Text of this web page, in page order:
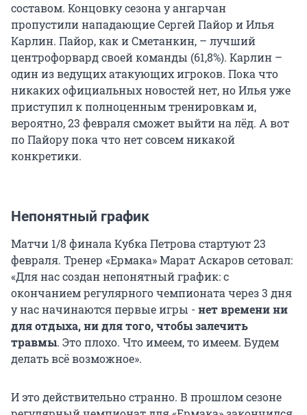
составом. Концовку сезона у ангарчан
пропустили нападающие Сергей Пайор и Илья
Карлин. Пайор, как и Сметанкин, – лучший
центрофорвард своей команды (61,8%). Карлин –
один из ведущих атакующих игроков. Пока что
никаких официальных новостей нет, но Илья уже
приступил к полноценным тренировкам и,
вероятно, 23 февраля сможет выйти на лёд. А вот
по Пайору пока что нет совсем никакой
конкретики.
Непонятный график
Матчи 1/8 финала Кубка Петрова стартуют 23
февраля. Тренер «Ермака» Марат Аскаров сетовал:
«Для нас создан непонятный график: с
окончанием регулярного чемпионата через 3 дня
у нас начинаются первые игры - нет времени ни
для отдыха, ни для того, чтобы залечить
травмы. Это плохо. Что имеем, то имеем. Будем
делать всё возможное».
И это действительно странно. В прошлом сезоне